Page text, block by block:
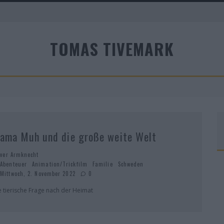
TOMAS TIVEMARK
Muh und die große weite Welt
Armknecht
Abenteuer
Animation/Trickfilm Familie
Schweden
Mittwoch, 2. November 2022
0
tierische Frage nach der Heimat